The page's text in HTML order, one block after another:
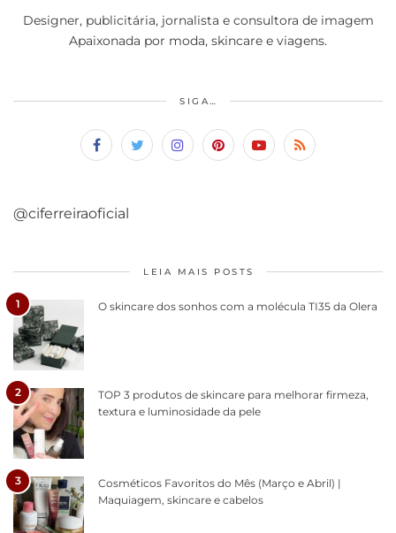
Designer, publicitária, jornalista e consultora de imagem
Apaixonada por moda, skincare e viagens.
SIGA…
@ciferreiraoficial
LEIA MAIS POSTS
1 O skincare dos sonhos com a molécula TI35 da Olera
2
TOP 3 produtos de skincare para melhorar firmeza,
textura e luminosidade da pele
3
Cosméticos Favoritos do Mês (Março e Abril) |
Maquiagem, skincare e cabelos